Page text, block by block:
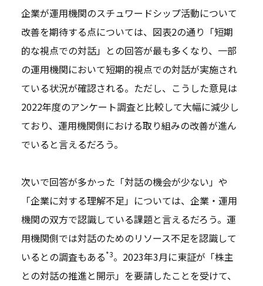
企業が運用機関のスチュワードシップ活動について
改善を期待する点については、図表2の通り「短期
的な視点での対話」との回答が最も多くなり、一部
の運用機関において短期的視点での対話が実施され
ている状況が確認される。ただし、こうした意見は
2022年度のアンケート調査と比較して大幅に減少し
ており、運用機関側における取り組みの改善が進ん
でいると言えるだろう。
次いで回答が多かった「対話の機会が少ない」や
「企業に対する理解不足」については、企業・運用
機関の双方で認識している課題と言えるだろう。運
用機関側では対話のためのリソース不足を認識して
いるとの調査もある*3。2023年3月に東証が「株主
との対話の推進と開示」を要請したことを受けて、